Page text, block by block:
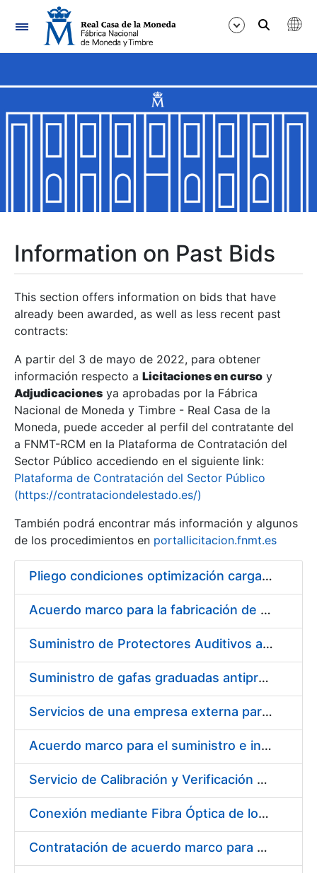
Navigation
Show/Hide
Show/Hide
Show/Hide
Show/Hide
Show/Hide
Show/Hide
Information on Past Bids
This section offers information on bids that have
already been awarded, as well as less recent past
contracts:
A partir del 3 de mayo de 2022, para obtener
información respecto a Licitaciones en curso y
Adjudicaciones ya aprobadas por la Fábrica
Nacional de Moneda y Timbre - Real Casa de la
Moneda, puede acceder al perfil del contratante del
a FNMT-RCM en la Plataforma de Contratación del
Sector Público accediendo en el siguiente link:
Plataforma de Contratación del Sector Público
(https://contrataciondelestado.es/)
También podrá encontrar más información y algunos
de los procedimientos en portallicitacion.fnmt.es
Pliego condiciones optimización cargas compras firmado
Acuerdo marco para la fabricación de piezas
Suministro de Protectores Auditivos a medida para las personas trabajadoras de los Centros de Trabajo de Madrid y Burgos
Suministro de gafas graduadas antiproyecciones para los trabajadores de la FNMT-RCM en los centros de trabajo de Madrid y Burgos
Servicios de una empresa externa para el asesoramiento y resolución de los recursos de alzada que se presentan relacionados con procesos de selección para la FNMT-RCM
Acuerdo marco para el suministro e instalación de persianas, estores y otros complementos
Servicio de Calibración y Verificación Externa de los Equipos de Medición del Servicio de Prevención de la FNMT-RCM
Conexión mediante Fibra Óptica de los Centros de Proceso de Datos (CPDs) de las sedes de la FNMT-RCM de Burgos y Madrid
Contratación de acuerdo marco para el Suministro de Material de Electricidad para la Fábrica Nacional de Moneda y Timbre-Real Casa de la Moneda en su centro de trabajo de Burgos